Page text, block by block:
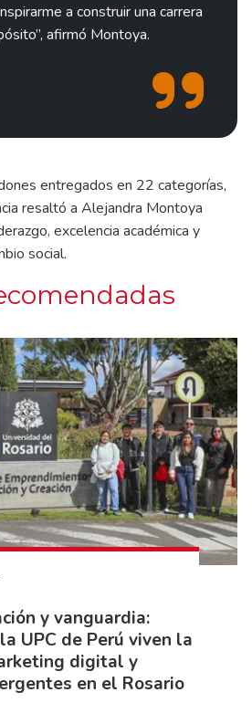
a construir una carrera
afirmó Montoya.
entregados en 22 categorías,
resaltó a Alejandra Montoya
excelencia académica y
social.
y vanguardia:
UPC de Perú viven la
digital y
en el Rosario